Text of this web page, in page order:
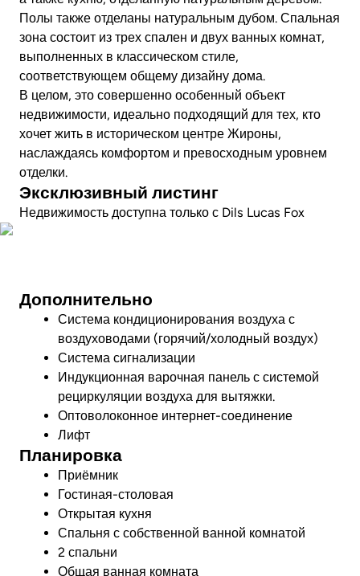
Полы также отделаны натуральным дубом. Спальная
зона состоит из трех спален и двух ванных комнат,
выполненных в классическом стиле,
соответствующем общему дизайну дома.
В целом, это совершенно особенный объект
недвижимости, идеально подходящий для тех, кто
хочет жить в историческом центре Жироны,
наслаждаясь комфортом и превосходным уровнем
отделки.
Эксклюзивный листинг
Недвижимость доступна только с Dils Lucas Fox
Дополнительно
Система кондиционирования воздуха с
воздуховодами (горячий/холодный воздух)
Система сигнализации
Индукционная варочная панель с системой
рециркуляции воздуха для вытяжки.
Оптоволоконное интернет-соединение
Лифт
Планировка
Приёмник
Гостиная-столовая
Открытая кухня
Спальня с собственной ванной комнатой
2 спальни
Общая ванная комната